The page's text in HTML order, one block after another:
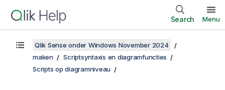
Search Menu
Qlik Sense onder Windows November 2024
maken
Scriptsyntaxis en diagramfuncties
Scripts op diagramniveau